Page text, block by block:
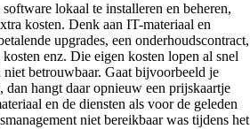
lokaal te installeren en beheren,
kosten. Denk aan IT-materiaal en
upgrades, een onderhoudscontract,
enz. Die eigen kosten lopen al snel
betrouwbaar. Gaat bijvoorbeeld je
dan hangt daar opnieuw een prijskaartje
en de diensten als voor de geleden
niet bereikbaar was tijdens het